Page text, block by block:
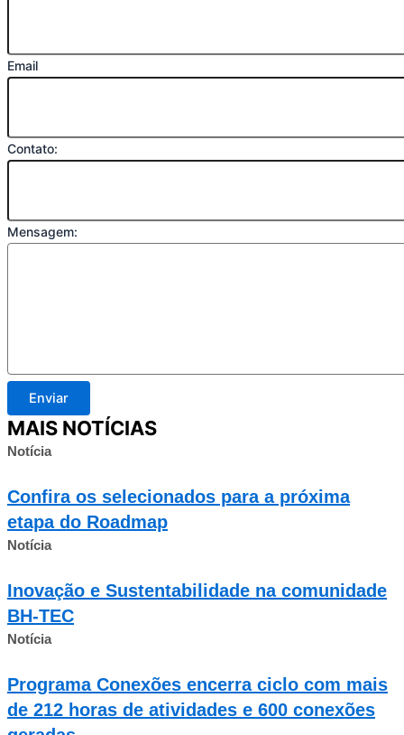
Email
Contato:
Mensagem:
Enviar
MAIS NOTÍCIAS
Notícia
Confira os selecionados para a próxima
etapa do Roadmap
Notícia
Inovação e Sustentabilidade na comunidade
BH-TEC
Notícia
Programa Conexões encerra ciclo com mais
de 212 horas de atividades e 600 conexões